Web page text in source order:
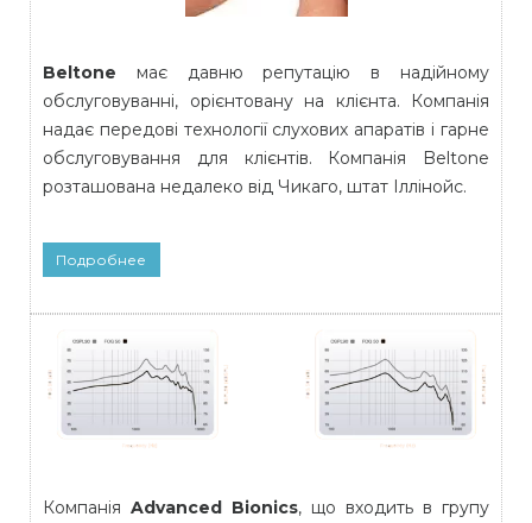
Beltone має давню репутацію в надійному
обслуговуванні, орієнтовану на клієнта. Компанія
надає передові технології слухових апаратів і гарне
обслуговування для клієнтів. Компанія Beltone
розташована недалеко від Чикаго, штат Іллінойс.
Подробнее
Компанія Advanced Bionics, що входить в групу